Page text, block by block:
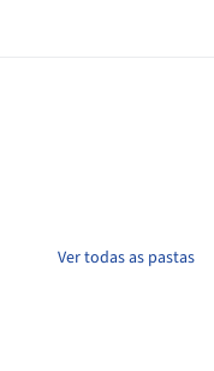
Ver todas as pastas